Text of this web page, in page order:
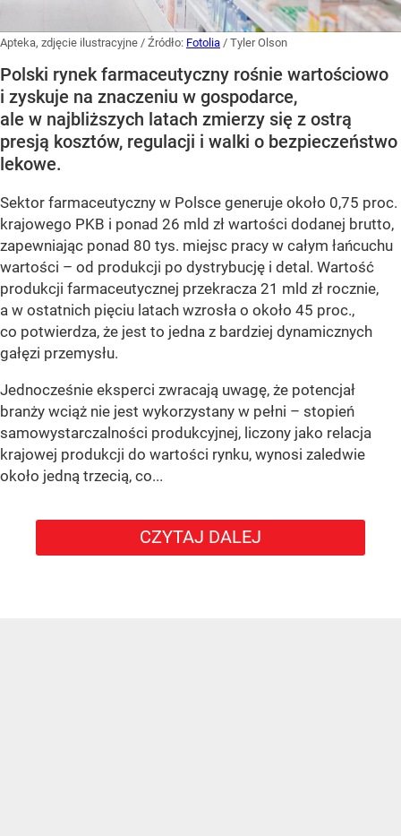
Apteka, zdjęcie ilustracyjne / Źródło: Fotolia / Tyler Olson
Polski rynek farmaceutyczny rośnie wartościowo
i zyskuje na znaczeniu w gospodarce,
ale w najbliższych latach zmierzy się z ostrą
presją kosztów, regulacji i walki o bezpieczeństwo
lekowe.
Sektor farmaceutyczny w Polsce generuje około 0,75 proc.
krajowego PKB i ponad 26 mld zł wartości dodanej brutto,
zapewniając ponad 80 tys. miejsc pracy w całym łańcuchu
wartości – od produkcji po dystrybucję i detal. Wartość
produkcji farmaceutycznej przekracza 21 mld zł rocznie,
a w ostatnich pięciu latach wzrosła o około 45 proc.,
co potwierdza, że jest to jedna z bardziej dynamicznych
gałęzi przemysłu.
Jednocześnie eksperci zwracają uwagę, że potencjał
branży wciąż nie jest wykorzystany w pełni – stopień
samowystarczalności produkcyjnej, liczony jako relacja
krajowej produkcji do wartości rynku, wynosi zaledwie
około jedną trzecią, co...
CZYTAJ DALEJ